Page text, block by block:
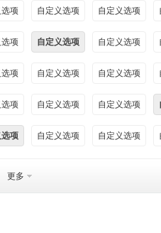
项 自定义选项 自定义选项
项 自定义选项 自定义选项
项 自定义选项 自定义选项
项 自定义选项 自定义选项
选项 自定义选项 自定义选项
更多